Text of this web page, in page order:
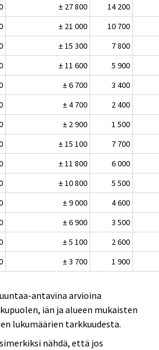
± 27 800
14 200
± 21 000
10 700
± 15 300
7 800
± 11 600
5 900
± 6 700
3 400
± 4 700
2 400
± 2 900
1 500
± 15 100
7 700
± 11 800
6 000
± 10 800
5 500
± 9 000
4 600
± 6 900
3 500
± 5 100
2 600
± 3 700 1 900
antavina arvioina
iän ja alueen mukaisten
lukumäärien tarkkuudesta.
nähdä, että jos